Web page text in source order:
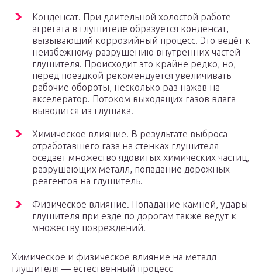
Конденсат. При длительной холостой работе
агрегата в глушителе образуется конденсат,
вызывающий коррозийный процесс. Это ведёт к
неизбежному разрушению внутренних частей
глушителя. Происходит это крайне редко, но,
перед поездкой рекомендуется увеличивать
рабочие обороты, несколько раз нажав на
акселератор. Потоком выходящих газов влага
выводится из глушака.
Химическое влияние. В результате выброса
отработавшего газа на стенках глушителя
оседает множество ядовитых химических частиц,
разрушающих металл, попадание дорожных
реагентов на глушитель.
Физическое влияние. Попадание камней, удары
глушителя при езде по дорогам также ведут к
множеству повреждений.
Химическое и физическое влияние на металл
глушителя — естественный процесс